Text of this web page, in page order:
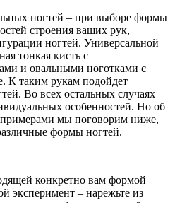
ногтей – при выборе формы
строения ваших рук,
ногтей. Универсальной
тонкая кисть с
и овальными ноготками с
К таким рукам подойдет
Во всех остальных случаях
особенностей. Но об
мы поговорим ниже,
формы ногтей.
конкретно вам формой
эксперимент – нарежьте из